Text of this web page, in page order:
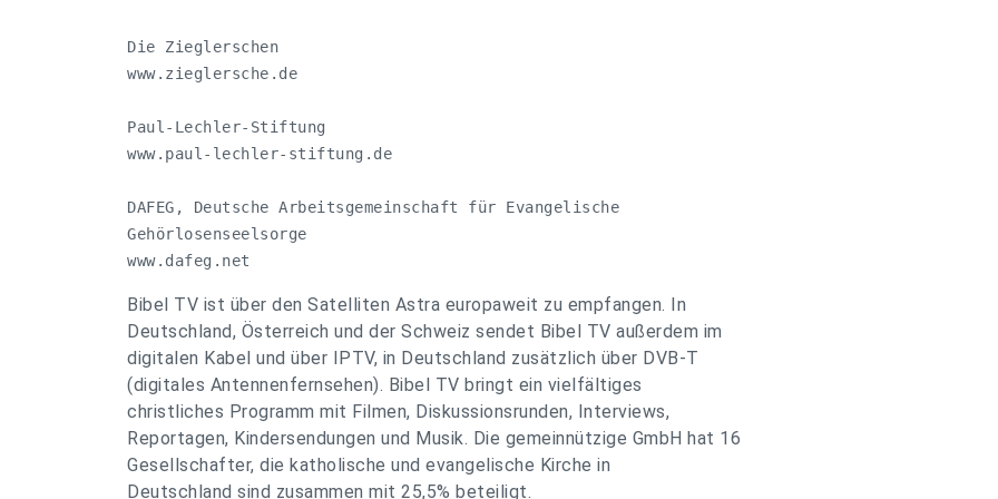
Die Zieglerschen
www.zieglersche.de
Paul-Lechler-Stiftung
www.paul-lechler-stiftung.de
DAFEG, Deutsche Arbeitsgemeinschaft für Evangelische
Gehörlosenseelsorge
www.dafeg.net
Bibel TV ist über den Satelliten Astra europaweit zu empfangen. In
Deutschland, Österreich und der Schweiz sendet Bibel TV außerdem im
digitalen Kabel und über IPTV, in Deutschland zusätzlich über DVB-T
(digitales Antennenfernsehen). Bibel TV bringt ein vielfältiges
christliches Programm mit Filmen, Diskussionsrunden, Interviews,
Reportagen, Kindersendungen und Musik. Die gemeinnützige GmbH hat 16
Gesellschafter, die katholische und evangelische Kirche in
Deutschland sind zusammen mit 25,5% beteiligt.